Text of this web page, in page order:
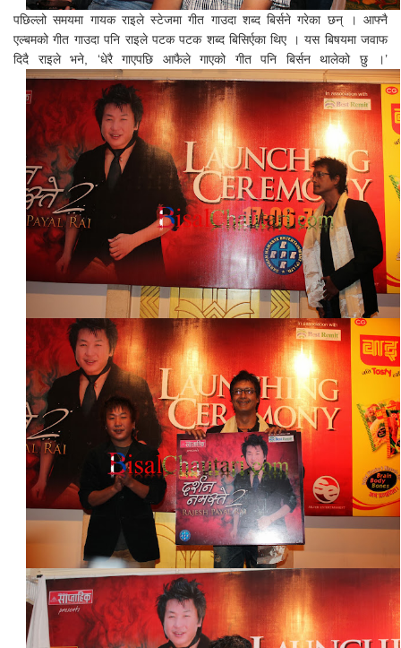
पछिल्लो समयमा गायक राइले स्टेजमा गीत गाउदा शब्द बिर्सने गरेका छन् । आफ्नै
एल्बमको गीत गाउदा पनि राइले पटक पटक शब्द बिसिर्एका थिए । यस बिषयमा जवाफ
दिदै राइले भने, ‘धेरै गाएपछि आफैले गाएको गीत पनि बिर्सन थालेको छु ।’